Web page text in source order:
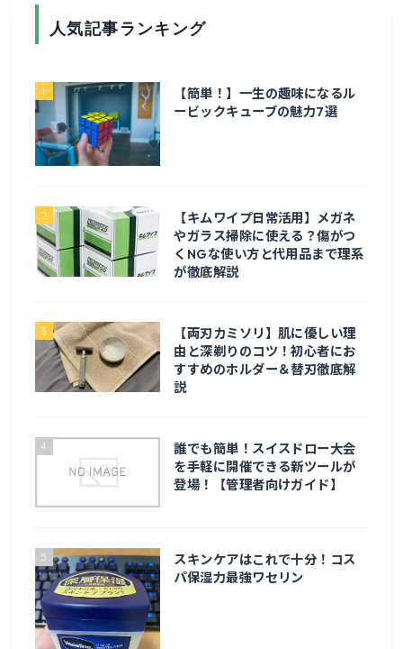
人気記事ランキング
1
【簡単！】一生の趣味になるル
ービックキューブの魅力7選
2
【キムワイプ日常活用】メガネ
やガラス掃除に使える？傷がつ
くNGな使い方と代用品まで理系
が徹底解説
3
【両刃カミソリ】肌に優しい理
由と深剃りのコツ！初心者にお
すすめのホルダー＆替刃徹底解
説
4
誰でも簡単！スイスドロー大会
を手軽に開催できる新ツールが
登場！【管理者向けガイド】
5
スキンケアはこれで十分！コス
パ保湿力最強ワセリン
ガジェット・家電
電化製品
旅行・お出かけ
北海道旅行
九州
趣味・ライフスタイル